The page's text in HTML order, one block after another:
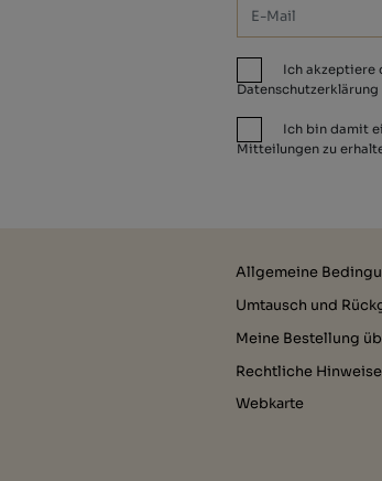
Ich akzeptiere
Datenschutzerklärung
Ich bin damit
Mitteilungen zu
Allgemeine
Umtausch und
Meine Bestellung
Rechtliche Hinweise
Webkarte